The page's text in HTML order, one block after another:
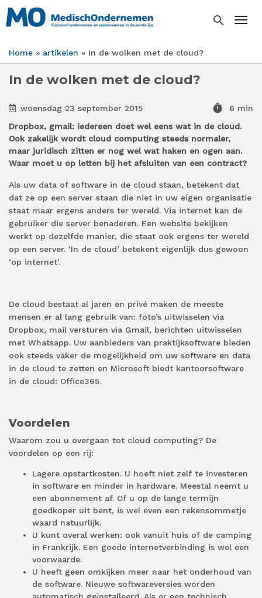
Overslaan
en
inhoud
search
Home artikelen In de wolken met de cloud?
In de wolken met de cloud?
woensdag 23 september 2015 timer
6 min
Dropbox, gmail: iedereen doet wel eens wat in de cloud.
Ook zakelijk wordt cloud computing steeds normaler,
maar juridisch zitten er nog wel wat haken en ogen aan.
Waar moet u op letten bij het afsluiten van een contract?
Als uw data of software in de cloud staan, betekent dat
dat ze op een server staan die niet in uw eigen organisatie
staat maar ergens anders ter wereld. Via internet kan de
gebruiker die server benaderen. Een website bekijken
werkt op dezelfde manier, die staat ook ergens ter wereld
op een server. ‘In de cloud’ betekent eigenlijk dus gewoon
‘op internet’.
De cloud bestaat al jaren en privé maken de meeste
mensen er al lang gebruik van: foto’s uitwisselen via
Dropbox, mail versturen via Gmail, berichten uitwisselen
met Whatsapp. Uw aanbieders van praktijksoftware bieden
ook steeds vaker de mogelijkheid om uw software en data
in de cloud te zetten en Microsoft biedt kantoorsoftware
in de cloud: Office365.
Voordelen
Waarom zou u overgaan tot cloud computing? De
voordelen op een rij:
Lagere opstartkosten. U hoeft niet zelf te investeren
in software en minder in hardware. Meestal neemt u
een abonnement af. Of u op de lange termijn
goedkoper uit bent, is wel even een rekensommetje
waard natuurlijk.
U kunt overal werken: ook vanuit huis of de camping
in Frankrijk. Een goede internetverbinding is wel een
voorwaarde.
U heeft geen omkijken meer naar het onderhoud van
de software. Nieuwe softwareversies worden